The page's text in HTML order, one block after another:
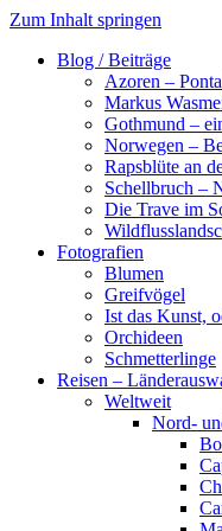
Zum Inhalt springen
Blog / Beiträge
Azoren –
Markus
Gothmund –
Norwegen –
Rapsblüte an
Schellbruch –
Die Trave im
Fotografien
Blumen
Greifvögel
Ist das Kunst,
Orchideen
Schmetterlinge
Reisen –
Weltweit
Nord-